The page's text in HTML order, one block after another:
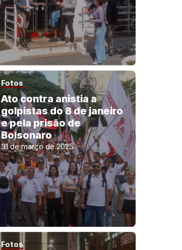
Fotos
Ato contra anistia a
golpistas do 8 de janeiro
e pela prisão de
Bolsonaro
31 de março de 2025
Fotos